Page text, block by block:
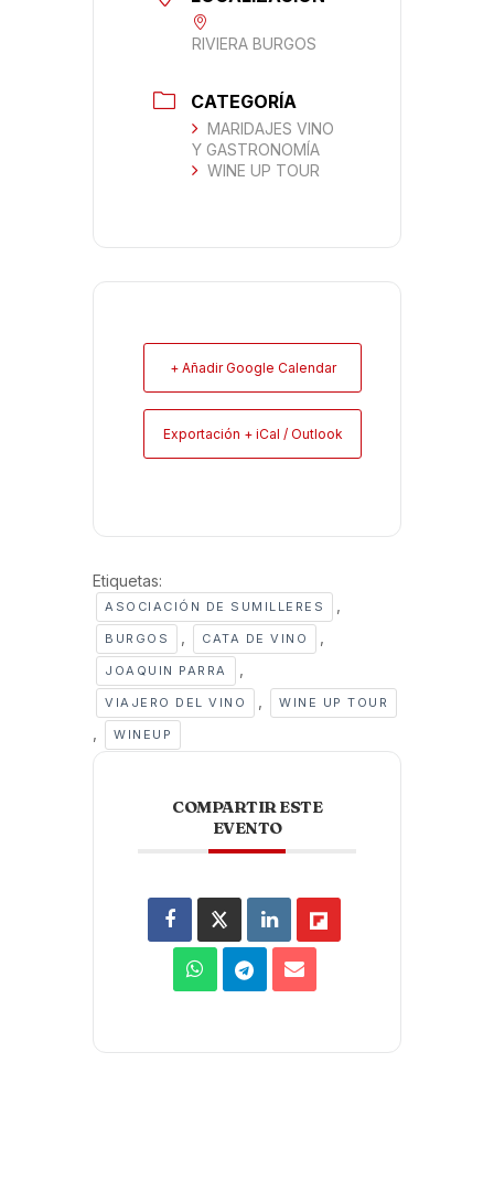
RIVIERA BURGOS
CATEGORÍA
MARIDAJES VINO
Y GASTRONOMÍA
WINE UP TOUR
+ Añadir Google Calendar
Exportación + iCal / Outlook
Etiquetas:
ASOCIACIÓN DE SUMILLERES
BURGOS CATA DE VINO
JOAQUIN PARRA
VIAJERO DEL VINO WINE UP TOUR
WINEUP
COMPARTIR ESTE
EVENTO